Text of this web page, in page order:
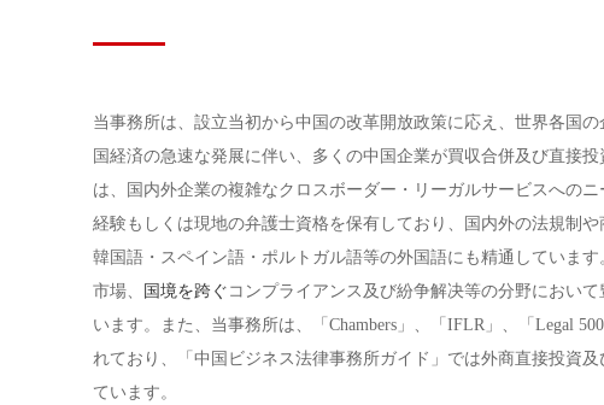
当事務所は、設立当初から中国の改革開放政策に応え、世界各国
国経済の急速な発展に伴い、多くの中国企業が買収合併及び直接
は、国内外企業の複雑なクロスボーダー・リーガルサービスへの
経験もしくは現地の弁護士資格を保有しており、国内外の法規制
韓国語・スペイン語・ポルトガル語等の外国語にも精通していま
市場、
国境を跨ぐ コンプライアンス及び紛争解决等の分野におい
います。また、当事務所は、「Chambers」、「IFLR」、「Legal
れており、「中国ビジネス法律事務所ガイド」では外商直接投資
ています。